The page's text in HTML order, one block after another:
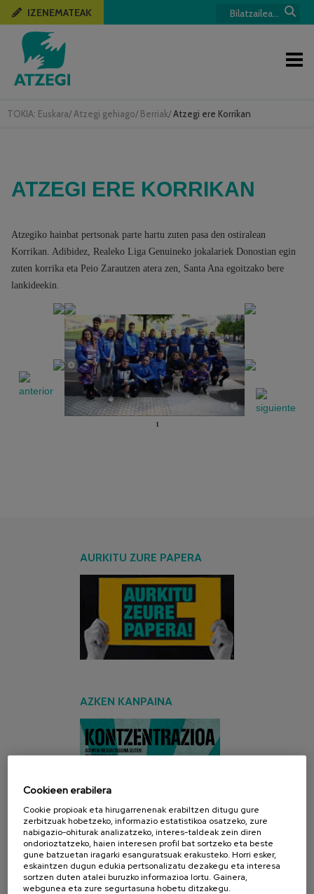
TOKIA: Euskara/ Atzegi gehiago/ Berriak/Atzegi ere Korrikan
IZENEMATEAK
ATZEGI ERE KORRIKAN
Atzegiko hainbat pertsonak parte hartu zuten pasa den ostiralean
Korrikan. Adibidez, Realeko Liga Genuineko jokalariek Donostian egin
zuten korrika eta Peio Zarautzen atera zen, Santa Ana egoitzako bere
lankideekin.
1
AURKITU ZURE PAPERA
AZKEN KANPAINA
Cookieen erabilera
Cookie propioak eta hirugarrenenak erabiltzen ditugu gure
zerbitzuak hobetzeko, informazio estatistikoa osatzeko, zure
nabigazio-ohiturak analizatzeko, interes-taldeak zein diren
ondorioztatzeko, haien interesen profil bat sortzeko eta beste
gune batzuetan iragarki esanguratsuak erakusteko. Horri esker,
eskaintzen dugun edukia pertsonalizatu dezakegu eta interesa
sortzen duten atalei buruzko informazioa lortu. Gainera,
webgunea eta zure segurtasuna hobetu ditzakegu.